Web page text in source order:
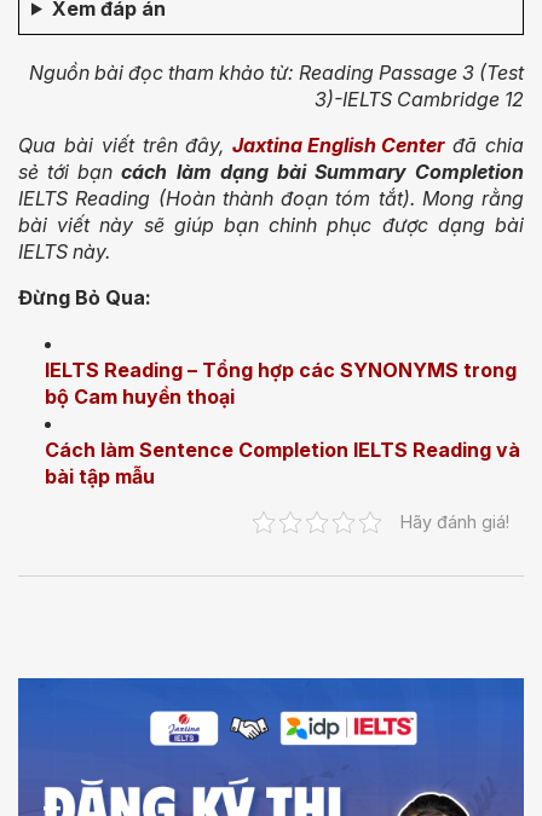
Xem đáp án
Nguồn bài đọc tham khảo từ: Reading Passage 3 (Test
3)-IELTS Cambridge 12
Qua bài viết trên đây,Jaxtina English Centerđã chia
sẻ tới bạncách làm dạng bài Summary Completion
IELTS Reading (Hoàn thành đoạn tóm tắt). Mong rằng
bài viết này sẽ giúp bạn chinh phục được dạng bài
IELTS này.
Đừng Bỏ Qua:
IELTS Reading – Tổng hợp các SYNONYMS trong
bộ Cam huyền thoại
Cách làm Sentence Completion IELTS Reading và
bài tập mẫu
Hãy đánh giá!